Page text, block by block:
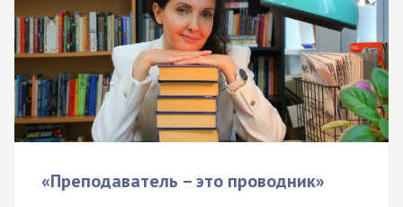
«Преподаватель – это проводник»